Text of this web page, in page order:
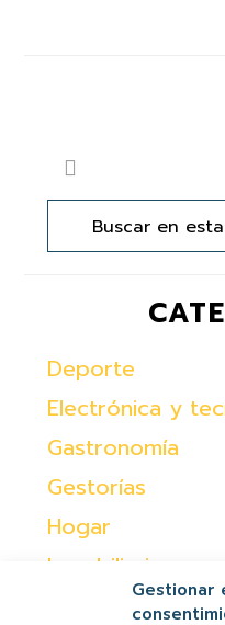
Gestionar
lateral
principal
Buscar
en
web
Deporte
Electrónica y
Gastronomía
Gestorías
Hogar
Inmobiliaria